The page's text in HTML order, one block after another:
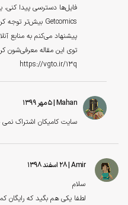
فایل‌ها دسترسی پیدا
Getcomics بیش‌تر توجه کن.
پیشنهاد می‌کنم به منابع
توی این مقاله معرفی‌شون
https://vgto.ir/13q
Mahan | ۵ مهر ۱۳۹۹
سایت کامیکان اشتراک نمی
Amir | ۲۸ اسفند ۱۳۹۸
سلام
لطفا یکی هم بگید که رایگان